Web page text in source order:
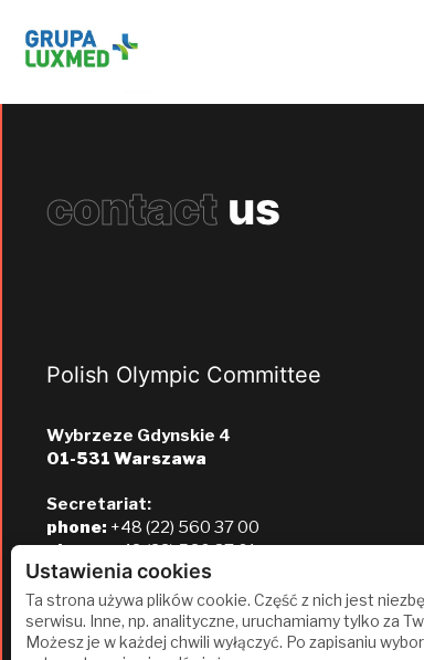
contact us
Polish Olympic Committee
Wybrzeze Gdynskie 4
01-531 Warszawa
Secretariat:
phone: +48 (22) 560 37 00
phone:+48 (22) 560 37 01
e-mail:pkol@pkol.pl
Ustawienia cookies
Ta strona używa plików cookie. Część z nich jest
serwisu. Inne, np. analityczne, uruchamiamy tylko za
Możesz je w każdej chwili wyłączyć. Po zapisaniu